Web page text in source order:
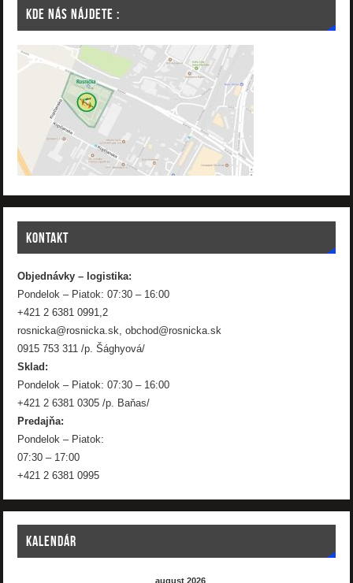
KDE NÁS NÁJDETE :
KONTAKT
Objednávky – logistika:
Pondelok – Piatok: 07:30 – 16:00
+421 2 6381 0991,2
rosnicka@rosnicka.sk, obchod@rosnicka.sk
0915 753 311 /p. Šághyová/
Sklad:
Pondelok – Piatok: 07:30 – 16:00
+421 2 6381 0305 /p. Baňas/
Predajňa:
Pondelok – Piatok:
07:30 – 17:00
+421 2 6381 0995
KALENDÁR
august 2026